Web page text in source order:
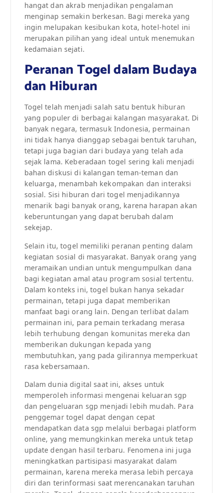
hangat dan akrab menjadikan pengalaman
menginap semakin berkesan. Bagi mereka yang
ingin melupakan kesibukan kota, hotel-hotel ini
merupakan pilihan yang ideal untuk menemukan
kedamaian sejati.
Peranan Togel dalam Budaya
dan Hiburan
Togel telah menjadi salah satu bentuk hiburan
yang populer di berbagai kalangan masyarakat. Di
banyak negara, termasuk Indonesia, permainan
ini tidak hanya dianggap sebagai bentuk taruhan,
tetapi juga bagian dari budaya yang telah ada
sejak lama. Keberadaan togel sering kali menjadi
bahan diskusi di kalangan teman-teman dan
keluarga, menambah kekompakan dan interaksi
sosial. Sisi hiburan dari togel menjadikannya
menarik bagi banyak orang, karena harapan akan
keberuntungan yang dapat berubah dalam
sekejap.
Selain itu, togel memiliki peranan penting dalam
kegiatan sosial di masyarakat. Banyak orang yang
meramaikan undian untuk mengumpulkan dana
bagi kegiatan amal atau program sosial tertentu.
Dalam konteks ini, togel bukan hanya sekadar
permainan, tetapi juga dapat memberikan
manfaat bagi orang lain. Dengan terlibat dalam
permainan ini, para pemain terkadang merasa
lebih terhubung dengan komunitas mereka dan
memberikan dukungan kepada yang
membutuhkan, yang pada gilirannya memperkuat
rasa kebersamaan.
Dalam dunia digital saat ini, akses untuk
memperoleh informasi mengenai keluaran sgp
dan pengeluaran sgp menjadi lebih mudah. Para
penggemar togel dapat dengan cepat
mendapatkan data sgp melalui berbagai platform
online, yang memungkinkan mereka untuk tetap
update dengan hasil terbaru. Fenomena ini juga
meningkatkan partisipasi masyarakat dalam
permainan, karena mereka merasa lebih percaya
diri dan terinformasi saat merencanakan taruhan